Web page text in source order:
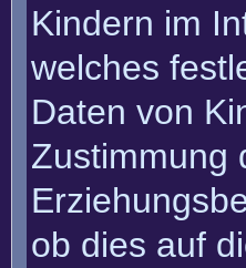
Kindern im
welches
Daten von
Zustimmung
ob dies auf